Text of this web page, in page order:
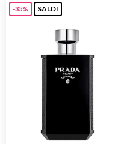
-35% SALDI